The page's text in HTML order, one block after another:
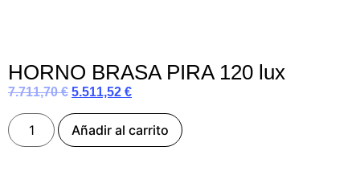
HORNO BRASA PIRA 120 lux
7.711,70€ 5.511,52 €
Añadir al carrito